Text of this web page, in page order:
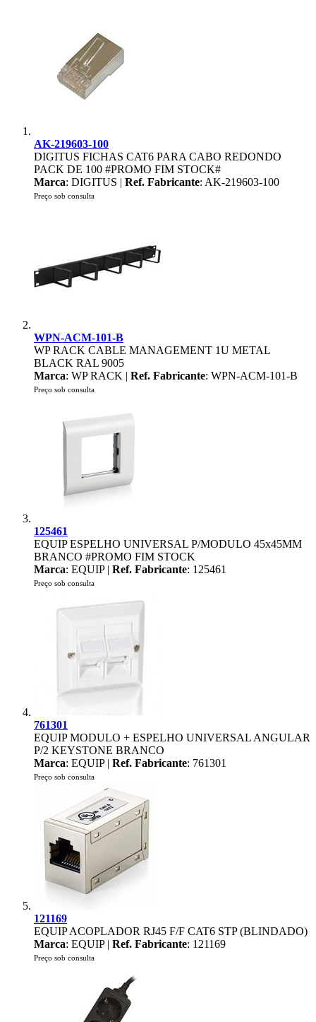
AK-219603-100
DIGITUS FICHAS CAT6 PARA CABO REDONDO
PACK DE 100 #PROMO FIM STOCK#
Marca: DIGITUS | Ref. Fabricante: AK-219603-100
Preço sob consulta
WPN-ACM-101-B
WP RACK CABLE MANAGEMENT 1U METAL
BLACK RAL 9005
Marca: WP RACK | Ref. Fabricante: WPN-ACM-101-B
Preço sob consulta
125461
EQUIP ESPELHO UNIVERSAL P/MODULO 45x45MM
BRANCO #PROMO FIM STOCK
Marca: EQUIP | Ref. Fabricante: 125461
Preço sob consulta
761301
EQUIP MODULO + ESPELHO UNIVERSAL ANGULAR
P/2 KEYSTONE BRANCO
Marca: EQUIP | Ref. Fabricante: 761301
Preço sob consulta
121169
EQUIP ACOPLADOR RJ45 F/F CAT6 STP (BLINDADO)
Marca: EQUIP | Ref. Fabricante: 121169
Preço sob consulta